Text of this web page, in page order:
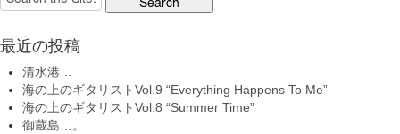
for:
最近の投稿
清水港…
海の上のギタリストVol.9 “Everything Happens To Me”
海の上のギタリストVol.8 “Summer Time”
御蔵島…。